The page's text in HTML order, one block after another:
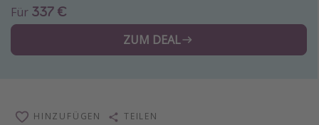
Alle Reisethemen
Wochenendtrip
Für 337 €
ZUM DEAL
HINZUFÜGEN TEILEN